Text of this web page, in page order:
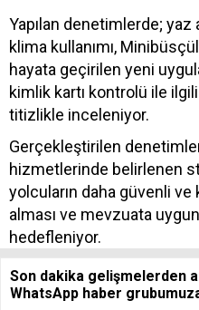
Yapılan denetimlerde; yaz
klima kullanımı,
hayata geçirilen yeni
kimlik kartı kontrolü ile
titizlikle inceleniyor.
Gerçekleştirilen
hizmetlerinde belirlenen
yolcuların daha güvenli
alması ve mevzuata
hedefleniyor.
Son dakika gelişmelerden
WhatsApp haber